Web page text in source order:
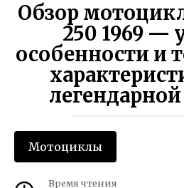
Обзор
250 1969 —
особенности и
Мотоциклы
Время чтения